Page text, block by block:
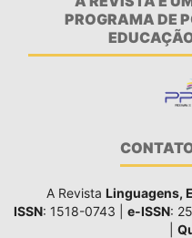
PROGRAMA DE
A Revista Linguagens,
ISSN: 1518-0743 | e-ISSN: